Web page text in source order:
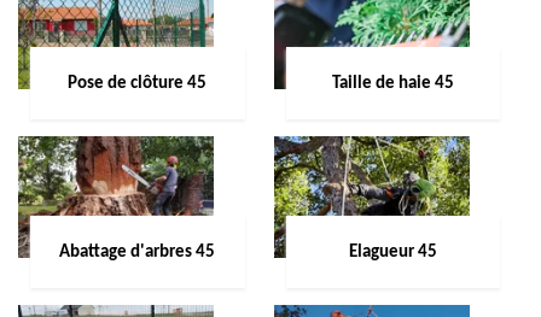
Pose de clôture 45 Taille de haie 45
Abattage d'arbres 45 Elagueur 45